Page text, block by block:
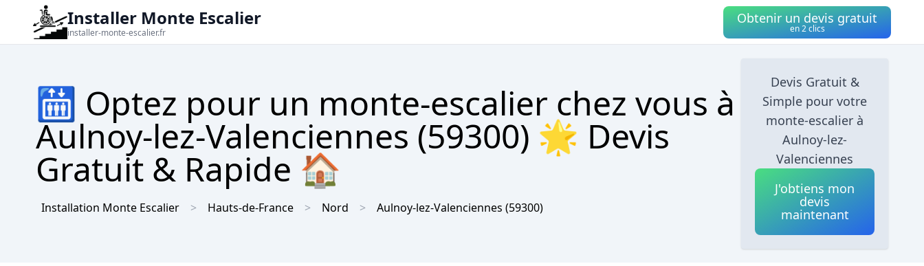
Installer Monte Escalier
installer-monte-escalier.fr
Obtenir un devis gratuit
en 2 clics
🛗 Optez pour un monte-escalier chez vous à
Aulnoy-lez-Valenciennes (59300) 🌟 Devis
Gratuit & Rapide 🏠
Installation Monte Escalier Hauts-de-France Nord Aulnoy-lez-Valenciennes (59300)
Devis Gratuit &
Simple pour votre
monte-escalier à
Aulnoy-lez-
Valenciennes
J'obtiens mon
devis
maintenant